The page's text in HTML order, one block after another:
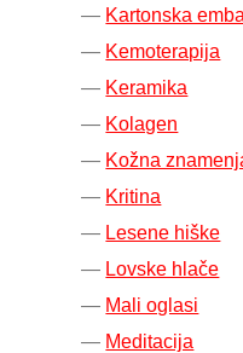
Kartonska
Kemoterapija
Keramika
Kolagen
Kožna
Kritina
Lesene hiške
Lovske hlače
Mali oglasi
Meditacija